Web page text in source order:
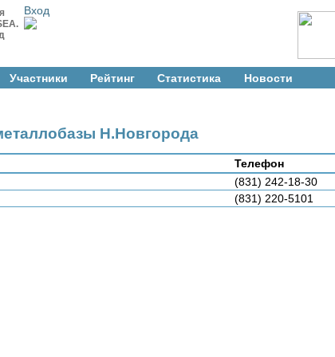
Вход
Участники Рейтинг Cтатистика Новости
Н.Новгорода
Телефон
(831) 242-18-30
(831) 220-5101